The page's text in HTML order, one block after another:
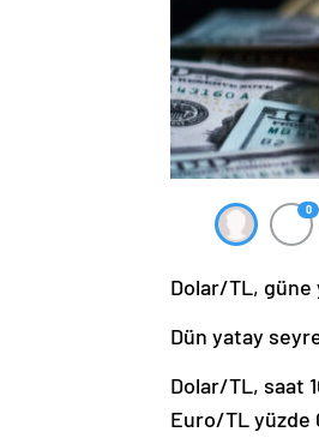
0
Dolar/TL, güne
Dün yatay
Dolar/TL, saat
Euro/TL yüzde